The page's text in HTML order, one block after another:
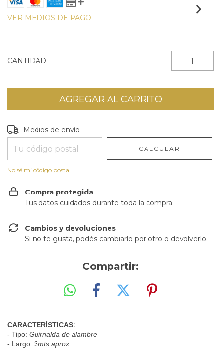
VER MEDIOS DE PAGO
CANTIDAD
Entregas para el CP:
Medios de envío
CALCULAR
No sé mi código postal
Compra protegida
Tus datos cuidados durante toda la compra.
Cambios y devoluciones
Si no te gusta, podés cambiarlo por otro o devolverlo.
Compartir:
CARACTERÍSTICAS:
- Tipo: Guirnalda de alambre
- Largo: 3mts aprox.